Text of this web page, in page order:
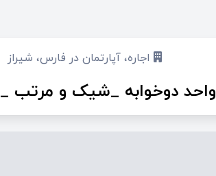
اجاره، آپارتمان در فارس، شیراز
واحد دوخوابه _شیک و مرتب _۱۳۰ متری